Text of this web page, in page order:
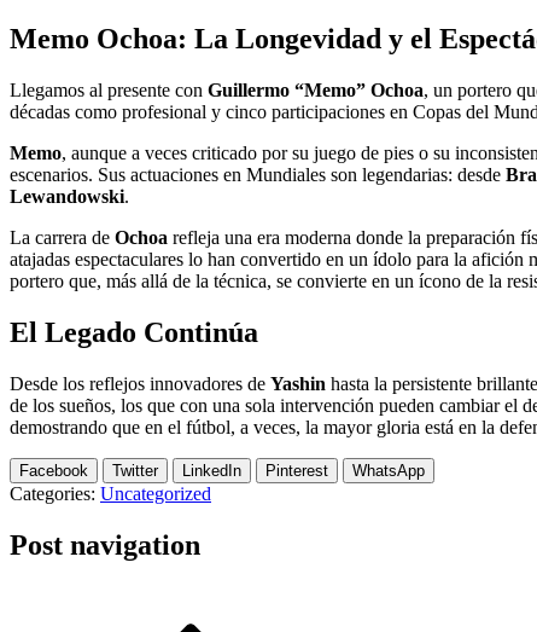
Memo Ochoa: La Longevidad y el
Llegamos al presente con Guillermo “Memo” Ochoa, un portero
décadas como profesional y cinco participaciones en Copas del
Memo, aunque a veces criticado por su juego de pies o su
escenarios. Sus actuaciones en Mundiales son legendarias: desde
Lewandowski.
La carrera de Ochoa refleja una era moderna donde la preparación
atajadas espectaculares lo han convertido en un ídolo para la
portero que, más allá de la técnica, se convierte en un ícono de la
El Legado Continúa
Desde los reflejos innovadores de Yashin hasta la persistente
de los sueños, los que con una sola intervención pueden cambiar el
demostrando que en el fútbol, a veces, la mayor gloria está en la
Facebook Twitter LinkedIn Pinterest WhatsApp
Categories: Uncategorized
Post navigation